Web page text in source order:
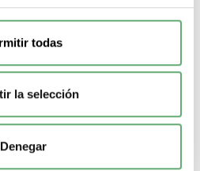
todas
la selección
Denegar